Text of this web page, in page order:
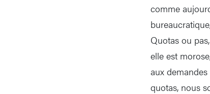
comme
Quotas ou
elle est
aux
quotas, nous